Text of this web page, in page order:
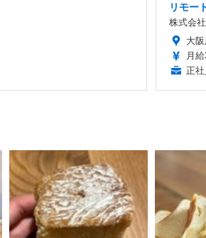
リモー
株式会
大
月
正社